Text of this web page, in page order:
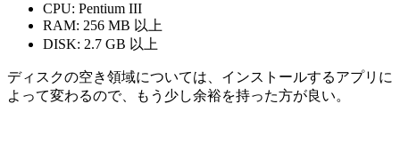
CPU: Pentium III
RAM: 256 MB 以上
DISK: 2.7 GB 以上
ディスクの空き領域については、インストールするアプリに
よって変わるので、もう少し余裕を持った方が良い。